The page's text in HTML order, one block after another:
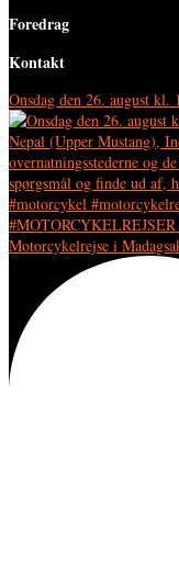
Foredrag
Kontakt
Onsdag den 26. august
#MOTORCYKELREJSER
Motorcykelrejse i